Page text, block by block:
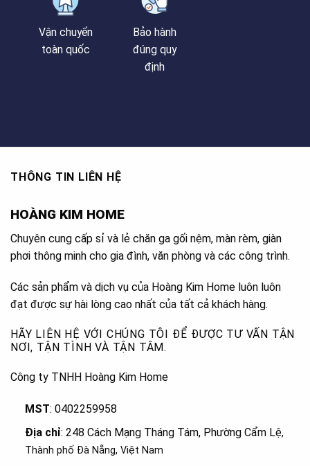
Vận chuyển
toàn quốc
Bảo hành
đúng quy
định
THÔNG TIN LIÊN HỆ
HOÀNG KIM HOME
Chuyên cung cấp sỉ và lẻ chăn ga gối nệm, màn rèm, giàn
phơi thông minh cho gia đình, văn phòng và các công trình.
Các sản phẩm và dịch vụ của Hoàng Kim Home luôn luôn
đạt được sự hài lòng cao nhất của tất cả khách hàng.
HÃY LIÊN HỆ VỚI CHÚNG TÔI ĐỂ ĐƯỢC TƯ VẤN TẬN
NƠI, TẬN TÌNH VÀ TẬN TÂM.
Công ty TNHH Hoàng Kim Home
MST: 0402259958
Địa chỉ: 248 Cách Mạng Tháng Tám, Phường Cẩm Lệ,
Thành phố Đà Nẵng, Việt Nam